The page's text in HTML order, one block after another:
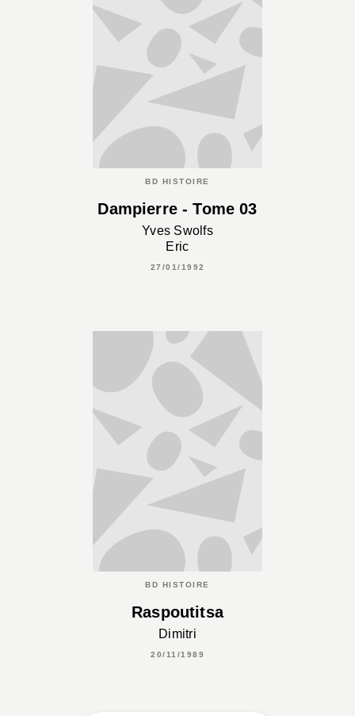
BD HISTOIRE
Dampierre - Tome 03
Yves Swolfs
Eric
27/01/1992
BD HISTOIRE
Raspoutitsa
Dimitri
20/11/1989